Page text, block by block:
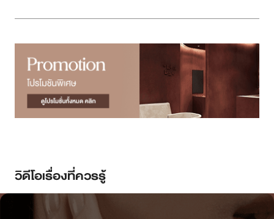
วิดีโอเรื่องที่ควรรู้